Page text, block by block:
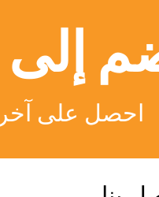
احصل على آخر